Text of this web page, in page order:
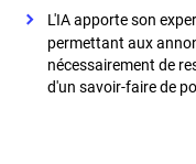
L'IA apporte son
permettant aux
nécessairement de
d'un savoir-faire de